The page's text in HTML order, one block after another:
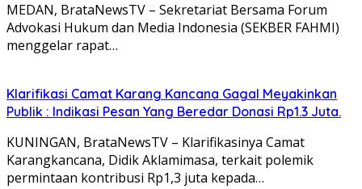
MEDAN, BrataNewsTV – Sekretariat Bersama Forum
Advokasi Hukum dan Media Indonesia (SEKBER FAHMI)
menggelar rapat…
Klarifikasi Camat Karang Kancana Gagal Meyakinkan
Publik : Indikasi Pesan Yang Beredar Donasi Rp1.3 Juta.
KUNINGAN, BrataNewsTV – Klarifikasinya Camat
Karangkancana, Didik Aklamimasa, terkait polemik
permintaan kontribusi Rp1,3 juta kepada…